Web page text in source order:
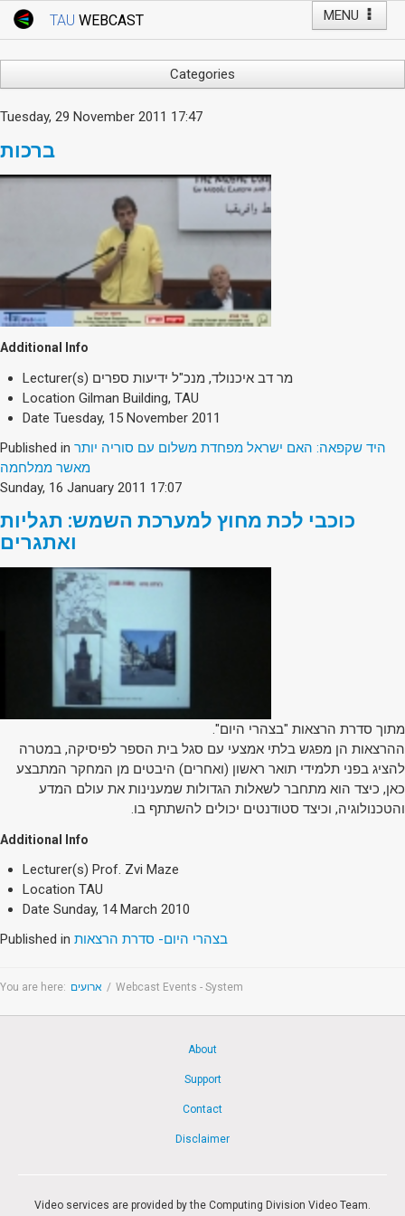
MENU
TAU WEBCAST
Webcast: Courses
Events
Live Webcast
TAU General Events
Faculty Events
YouTube Channel
Categories
Business & Management
Computers
Education
Humanities
Lecture Series
Live Webcast
Medicine & Life Sciences
Science
Society & Politics
SEARCH
Search
Tuesday, 29 November 2011 17:47
ברכות
Additional Info
Lecturer(s) מר דב איכנולד, מנכ"ל ידיעות ספרים
Location Gilman Building, TAU
Date Tuesday, 15 November 2011
Published in היד שקפאה: האם ישראל מפחדת משלום עם סוריה יותר
מאשר ממלחמה
Sunday, 16 January 2011 17:07
כוכבי לכת מחוץ למערכת השמש: תגליות
ואתגרים
מתוך סדרת הרצאות "בצהרי היום".
ההרצאות הן מפגש בלתי אמצעי עם סגל בית הספר לפיסיקה, במטרה
להציג בפני תלמידי תואר ראשון (ואחרים) היבטים מן המחקר המתבצע
כאן, כיצד הוא מתחבר לשאלות הגדולות שמענינות את עולם המדע
והטכנולוגיה, וכיצד סטודנטים יכולים להשתתף בו.
Additional Info
Lecturer(s) Prof. Zvi Maze
Location TAU
Date Sunday, 14 March 2010
Published in בצהרי היום- סדרת הרצאות
You are here: ארועים / Webcast Events - System
About
Support
Contact
Disclaimer
Video services are provided by the Computing Division Video Team.